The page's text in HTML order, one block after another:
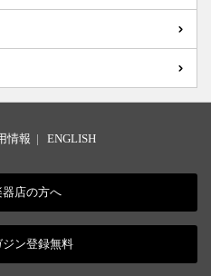
情報 | ENGLISH
店の方へ
ジン登録無料